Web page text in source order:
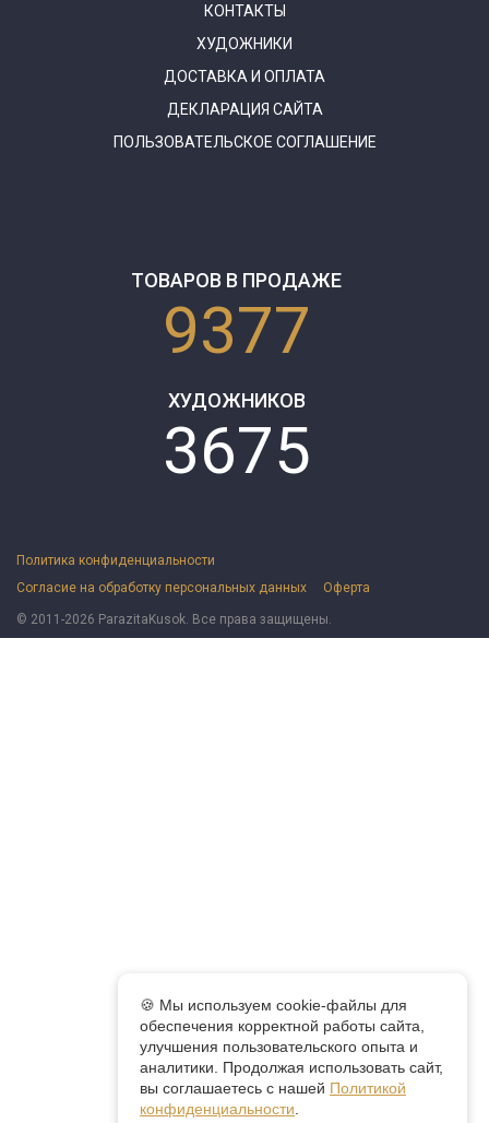
КОНТАКТЫ
ХУДОЖНИКИ
ДОСТАВКА И ОПЛАТА
ДЕКЛАРАЦИЯ САЙТА
ПОЛЬЗОВАТЕЛЬСКОЕ СОГЛАШЕНИЕ
ТОВАРОВ В ПРОДАЖЕ
9377
ХУДОЖНИКОВ
3675
🍪 Мы используем cookie-файлы для
обеспечения корректной работы сайта,
улучшения пользовательского опыта и
аналитики. Продолжая использовать сайт,
вы соглашаетесь с нашей Политикой
конфиденциальности
Политика конфиденциальности
Согласие на обработку персональных данных
Оферта
© 2011-2026 ParazitaKusok. Все права защищены.